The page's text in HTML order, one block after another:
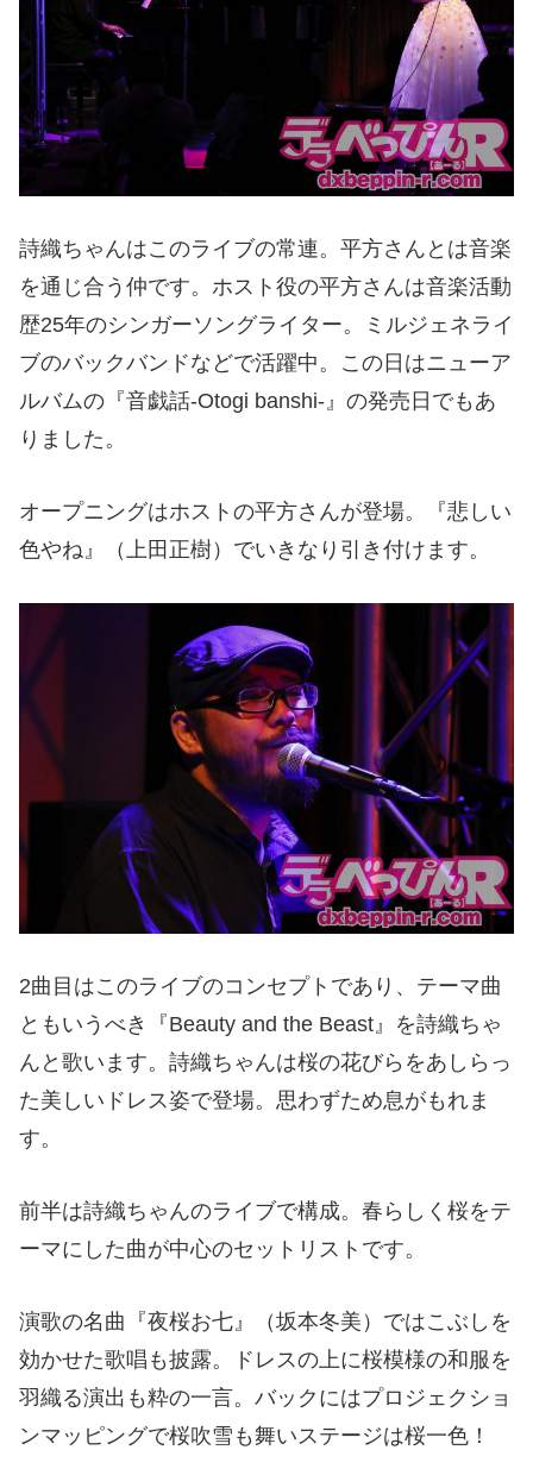
詩織ちゃんはこのライブの常連。平方さんとは音楽
を通じ合う仲です。ホスト役の平方さんは音楽活動
歴25年のシンガーソングライター。ミルジェネライ
ブのバックバンドなどで活躍中。この日はニューア
ルバムの『音戯話-Otogi banshi-』の発売日でもあ
りました。
オープニングはホストの平方さんが登場。『悲しい
色やね』（上田正樹）でいきなり引き付けます。
2曲目はこのライブのコンセプトであり、テーマ曲
ともいうべき『Beauty and the Beast』を詩織ちゃ
んと歌います。詩織ちゃんは桜の花びらをあしらっ
た美しいドレス姿で登場。思わずため息がもれま
す。
前半は詩織ちゃんのライブで構成。春らしく桜をテ
ーマにした曲が中心のセットリストです。
演歌の名曲『夜桜お七』（坂本冬美）ではこぶしを
効かせた歌唱も披露。ドレスの上に桜模様の和服を
羽織る演出も粋の一言。バックにはプロジェクショ
ンマッピングで桜吹雪も舞いステージは桜一色！